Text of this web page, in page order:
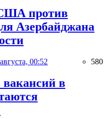
против
Азербайджана
00:52 580
в